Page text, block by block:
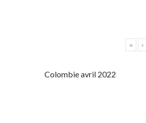
« ‹
Colombie avril 2022